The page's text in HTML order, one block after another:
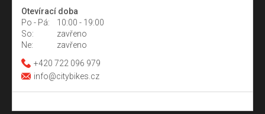
Otevírací doba
Po - Pá:
10:00 - 19:00
So:
zavřeno
Ne:
zavřeno
+420 722 096 979
info@citybikes.cz